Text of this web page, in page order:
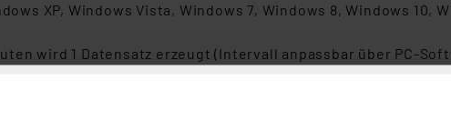
XP, Windows Vista, Windows 7, Windows 8, Windows 10,
wird 1 Datensatz erzeugt (Intervall anpassbar über PC-
(bei einem vollen Speicher werden die ältesten Daten
WeatherBug, Weathercloud) / Hinweis: zur stetigen
benötigt.